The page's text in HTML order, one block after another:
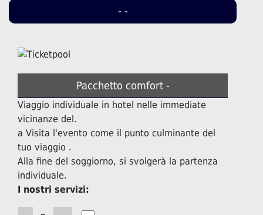
- -
Pacchetto comfort -
Viaggio individuale in hotel nelle immediate
vicinanze del.
a Visita l'evento come il punto culminante del
tuo viaggio .
Alla fine del soggiorno, si svolgerà la partenza
individuale.
I nostri servizi: